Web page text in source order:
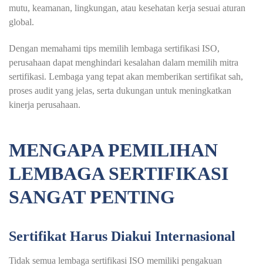
mutu, keamanan, lingkungan, atau kesehatan kerja sesuai aturan
global.
Dengan memahami tips memilih lembaga sertifikasi ISO,
perusahaan dapat menghindari kesalahan dalam memilih mitra
sertifikasi. Lembaga yang tepat akan memberikan sertifikat sah,
proses audit yang jelas, serta dukungan untuk meningkatkan
kinerja perusahaan.
MENGAPA PEMILIHAN
LEMBAGA SERTIFIKASI
SANGAT PENTING
Sertifikat Harus Diakui Internasional
Tidak semua lembaga sertifikasi ISO memiliki pengakuan